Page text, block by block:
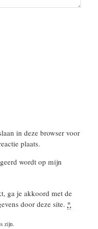
in deze browser voor
plaats.
wordt op mijn
ga je akkoord met de
door deze site. *
zijn.